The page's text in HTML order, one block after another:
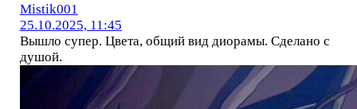
Mistik001
25.10.2025, 11:45
Вышло супер. Цвета, общий вид диорамы. Сделано с
душой.